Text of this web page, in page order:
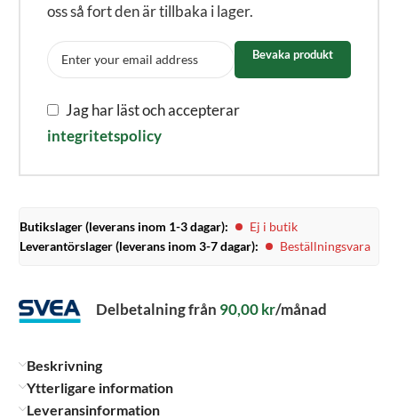
oss så fort den är tillbaka i lager.
Bevaka produkt
Jag har läst och accepterar
integritetspolicy
Butikslager (leverans inom 1-3 dagar):
Ej i butik
Leverantörslager (leverans inom 3-7 dagar):
Beställningsvara
Delbetalning från 90,00kr/månad
Beskrivning
Ytterligare information
Leveransinformation